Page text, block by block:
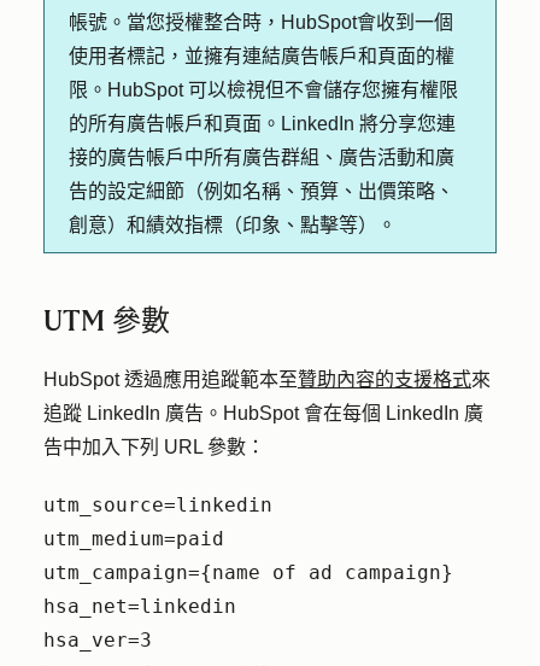
帳號。當您授權整合時，HubSpot會收到一個
使用者標記，並擁有連結廣告帳戶和頁面的權
限。HubSpot 可以檢視但不會儲存您擁有權限
的所有廣告帳戶和頁面。LinkedIn 將分享您連
接的廣告帳戶中所有廣告群組、廣告活動和廣
告的設定細節（例如名稱、預算、出價策略、
創意）和績效指標（印象、點擊等）。
UTM 參數
HubSpot 透過應用追蹤範本至贊助內容的支援格式來
追蹤 LinkedIn 廣告。HubSpot 會在每個 LinkedIn 廣
告中加入下列 URL 參數：
utm_source=linkedin
utm_medium=paid
utm_campaign={name of ad campaign}
hsa_net=linkedin
hsa_ver=3